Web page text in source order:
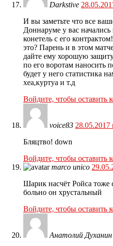
Darkstive
И вы заметьте что все
Доннаруме у вас
конетель с его
это? Парень и в этом
дайте ему хорошую защиту
по его воротам наносить
будет у него статистика
хеа,куртуа и т.д
Войдите, чтобы оставить
voice83 28.05.2017
Бляцтво! down
Войдите, чтобы оставить
marco unico
Шарик насчёт Ройса
больно он хрустальный
Войдите, чтобы оставить
Анатолий Духанин